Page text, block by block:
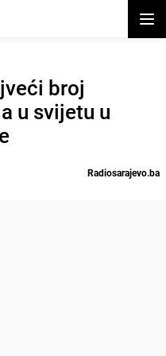
broj
u svijetu u
Radiosarajevo.ba